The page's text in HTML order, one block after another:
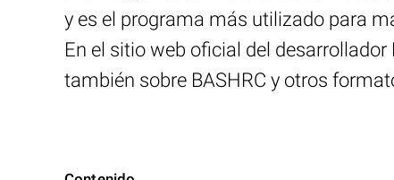
y es el programa más utilizado para
En el sitio web oficial del
también sobre BASHRC y otros